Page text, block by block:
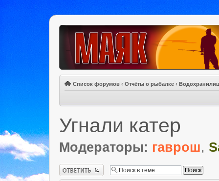
Список форумов ‹ Отчёты о рыбалке ‹
Угнали катер
Модераторы: гаврош,
Ответить